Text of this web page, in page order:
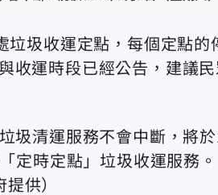
圾收運定點，每個定點的
收運時段已經公告，建議